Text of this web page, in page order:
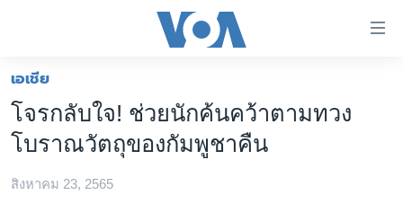
ต่อ
ข้าม
เนื้อหา
ข้าม
หน้าหลัก
โลก
เอเชีย
สหรัฐฯ
เอเชีย
โจรกลับใจ! ช่วยนักค้นคว้าตามทวง
โบราณวัตถุของกัมพูชาคืน
สิงหาคม 23, 2565